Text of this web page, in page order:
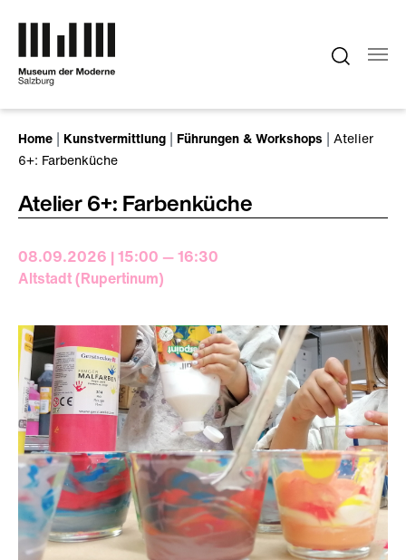
Home Kunstvermittlung Führungen & Workshops
Atelier
6+: Farbenküche
Atelier 6+: Farbenküche
08.09.2026 | 15:00 — 16:30
Altstadt (Rupertinum)